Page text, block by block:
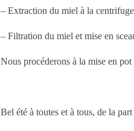
– Extraction du miel à la
– Filtration du miel et mise en
Nous procéderons à la mise en
Bel été à toutes et à tous, de la